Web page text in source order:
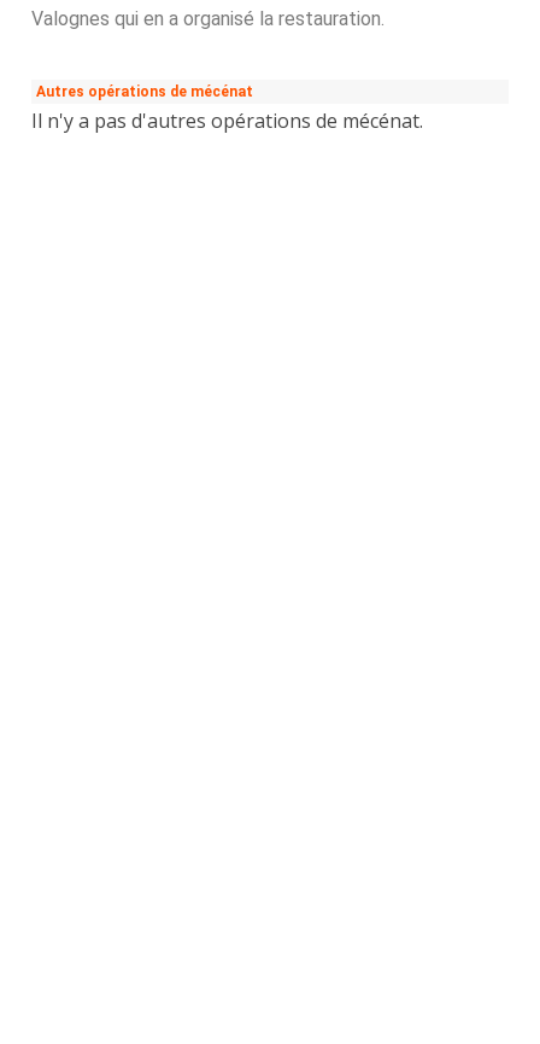
Valognes qui en a organisé la restauration.
Autres opérations de mécénat
Il n'y a pas d'autres opérations de mécénat.